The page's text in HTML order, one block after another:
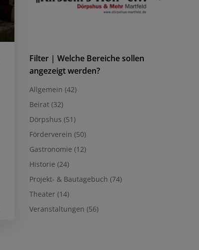
Filter | Welche Bereiche sollen
angezeigt werden?
Allgemein (42)
Beirat(32)
Dörpshus (51)
Förderverein (50)
Gastronomie (12)
Historie (24)
Projekt- & Bautagebuch (74)
Theater(14)
Veranstaltungen (56)